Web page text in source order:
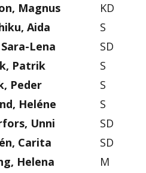
Magnus
KD
Aida
S
Lena
SD
Patrik
S
Peder
S
Heléne
S
Unni
SD
Carita
SD
Helena
M